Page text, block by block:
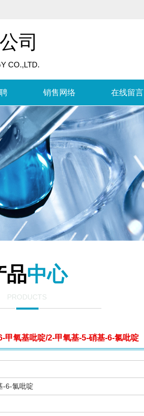
司
CO.,LTD.
销售网络 在线留言
品中心
PRODUCTS
甲氧基吡啶/2-甲氧基-5-硝基-6-氯吡啶
-6-氯吡啶